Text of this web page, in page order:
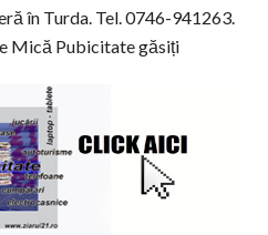
în Turda. Tel. 0746-941263.
Mică Pubicitate găsiți